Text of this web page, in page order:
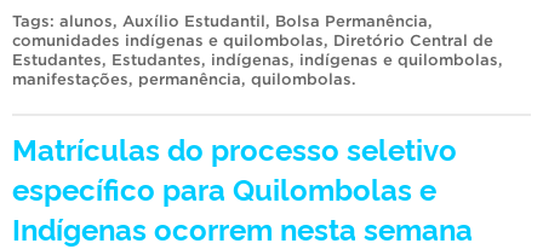
Tags: alunos, Auxílio Estudantil, Bolsa Permanência,
comunidades indígenas e quilombolas, Diretório Central de
Estudantes, Estudantes, indígenas, indígenas e quilombolas,
manifestações, permanência, quilombolas.
Matrículas do processo seletivo
específico para Quilombolas e
Indígenas ocorrem nesta semana